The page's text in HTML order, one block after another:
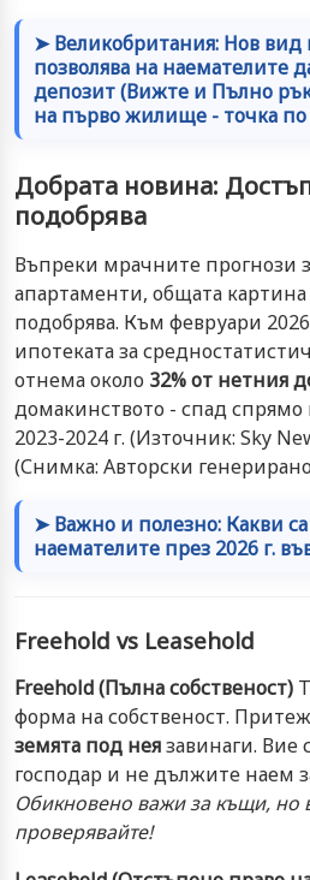
➤ Великобритания: Нов
позволява на наемателите
депозит (Вижте и Пълно
на първо жилище - точка по
Добрата новина:
подобрява
Въпреки мрачните прогнози
апартаменти, общата картина
подобрява. Към февруари
ипотеката за
отнема около 32% от нетния
домакинството - спад спрямо
2023-2024 г. (Източник: Sky
(Снимка: Авторски
➤ Важно и полезно: Какви
наемателите през 2026 г.
Freehold vs Leasehold
Freehold (Пълна собственост)
форма на собственост.
земята под неязавинаги. Вие
господар и не дължите наем
Обикновено важи за къщи, но
проверявайте!